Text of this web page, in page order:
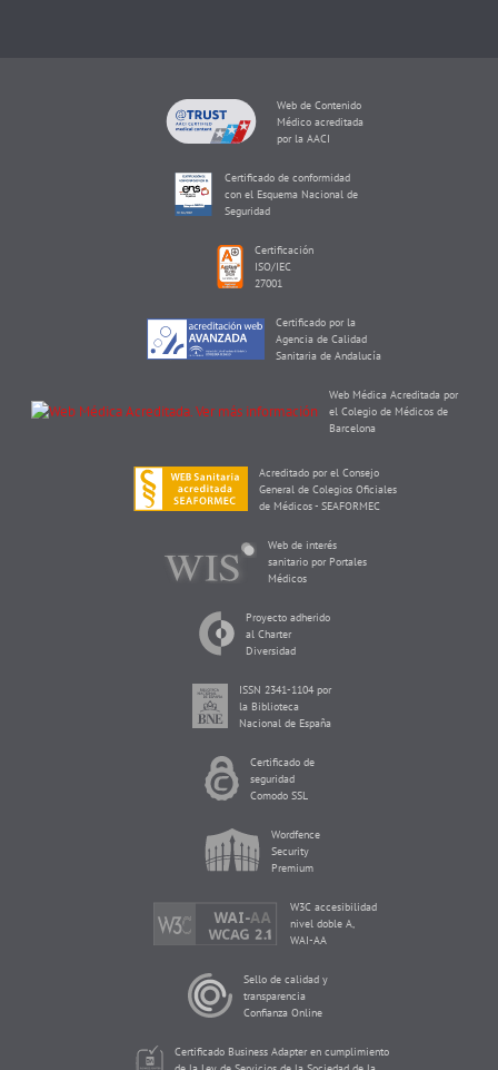
Web de Contenido
Médico acreditada
por la AACI
Certificado de conformidad
con el Esquema Nacional de
Seguridad
Certificación
ISO/IEC
27001
Certificado por la
Agencia de Calidad
Sanitaria de Andalucía
Web Médica Acreditada por
el Colegio de Médicos de
Barcelona
Acreditado por el Consejo
General de Colegios Oficiales
de Médicos - SEAFORMEC
Web de interés
sanitario por Portales
Médicos
Proyecto adherido
al Charter
Diversidad
ISSN 2341-1104 por
la Biblioteca
Nacional de España
Certificado de
seguridad
Comodo SSL
Wordfence
Security
Premium
W3C accesibilidad
nivel doble A,
WAI-AA
Sello de calidad y
transparencia
Confianza Online
Certificado Business Adapter en cumplimiento